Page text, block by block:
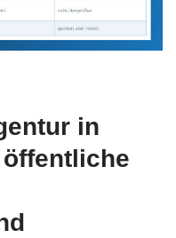
in